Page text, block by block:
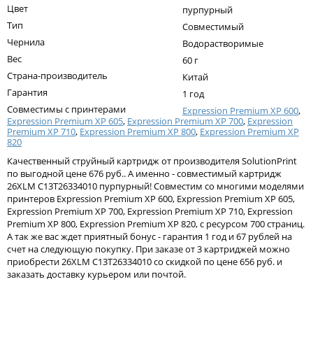
Для франкировальной машины
Ленточные картриджи
Тонер и девелопер
Цвет
пурпурный
Тип
Совместимый
Чернила
Водорастворимые
Вес
60 г
Страна-производитель
Китай
Гарантия
1 год
Совместимы с принтерами
Expression Premium XP 600,
Expression Premium XP 605, Expression Premium XP 700, Expression
Premium XP 710, Expression Premium XP 800, Expression Premium XP
820
Качественный струйный картридж от производителя SolutionPrint
по выгодной цене 676 руб.. А именно - совместимый картридж
26XLM C13T26334010 пурпурный! Совместим со многими моделями
принтеров Expression Premium XP 600, Expression Premium XP 605,
Expression Premium XP 700, Expression Premium XP 710, Expression
Premium XP 800, Expression Premium XP 820, с ресурсом 700 страниц.
А так же вас ждет приятный бонус - гарантия 1 год и 67 рублей на
счет на следующую покупку. При заказе от 3 картриджей можно
приобрести 26XLM C13T26334010 со скидкой по цене 656 руб. и
заказать доставку курьером или почтой.